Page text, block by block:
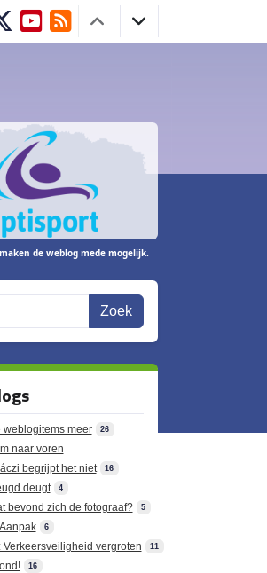
de weblog mede mogelijk.
weblogitems meer 26
naar voren
begrijpt het niet
16
deugt 4
bevond zich de fotograaf? 5
6
Verkeersveiligheid vergroten 11
16